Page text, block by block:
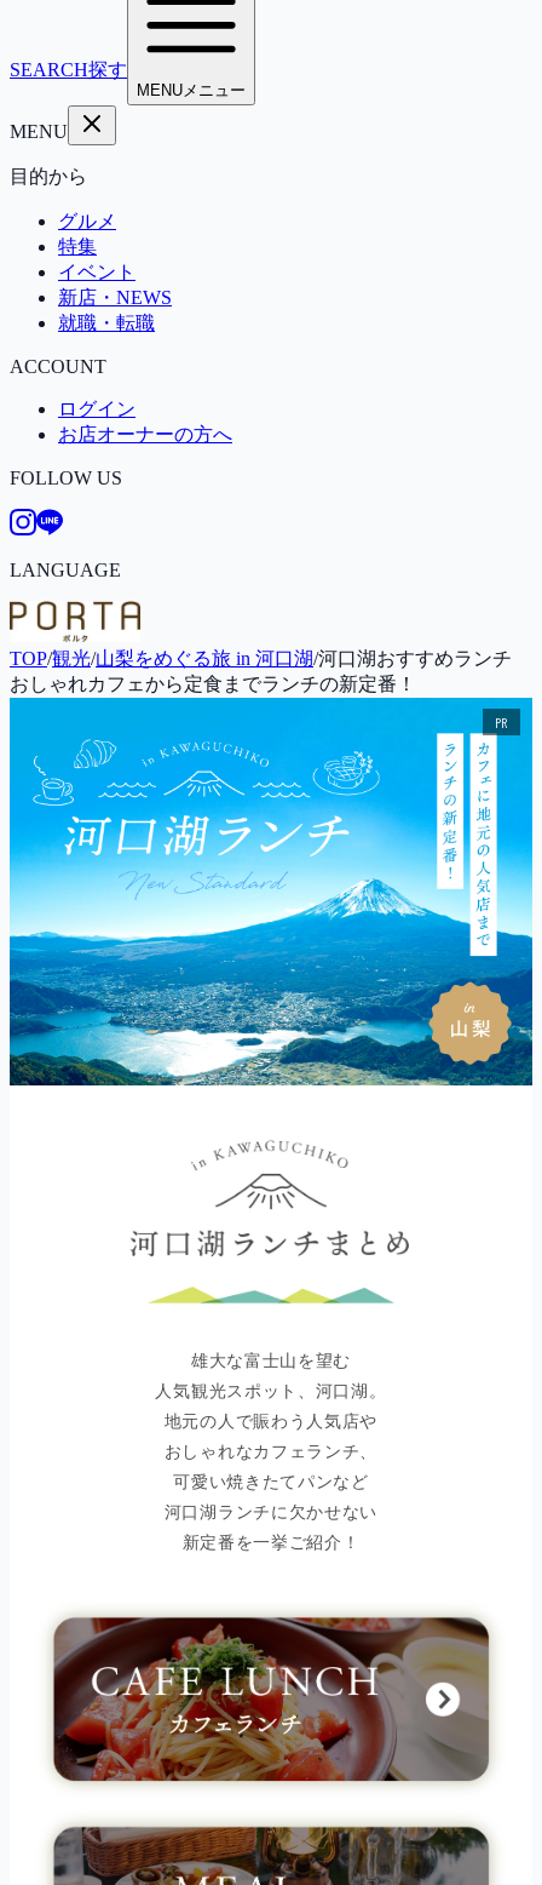
SEARCH探す
MENUメニュー
MENU
目的から
グルメ
特集
イベント
新店・NEWS
就職・転職
ACCOUNT
ログイン
お店オーナーの方へ
FOLLOW US
LANGUAGE
TOP/観光/山梨をめぐる旅 in 河口湖/河口湖おすすめランチ
おしゃれカフェから定食までランチの新定番！